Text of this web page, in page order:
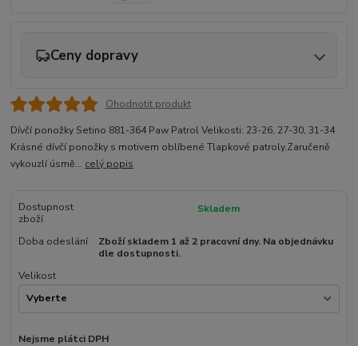
Ceny dopravy
Ohodnotit produkt
Dívčí ponožky Setino 881-364 Paw Patrol Velikosti: 23-26, 27-30, 31-34
Krásné dívčí ponožky s motivem oblíbené Tlapkové patroly.Zaručeně
vykouzlí úsmě... celý popis
Dostupnost
zboží
Skladem
Doba odeslání
Zboží skladem 1 až 2 pracovní dny. Na objednávku
dle dostupnosti.
Velikost
Nejsme plátci DPH